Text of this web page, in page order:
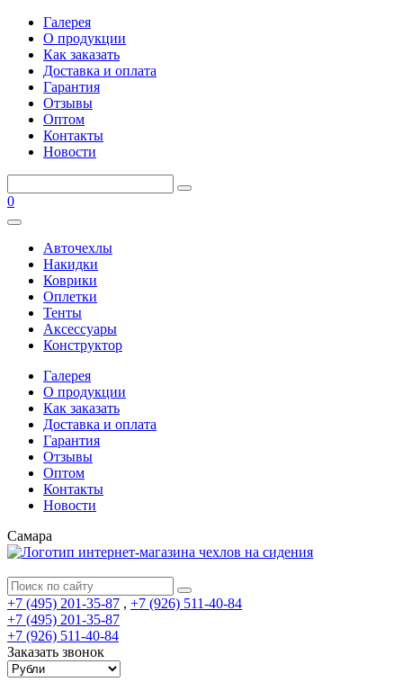
Галерея
О продукции
Как заказать
Доставка и оплата
Гарантия
Отзывы
Оптом
Контакты
Новости
0
Авточехлы
Накидки
Коврики
Оплетки
Тенты
Аксессуары
Конструктор
Галерея
О продукции
Как заказать
Доставка и оплата
Гарантия
Отзывы
Оптом
Контакты
Новости
Самара
+7 (495) 201-35-87 , +7 (926) 511-40-84
+7 (495) 201-35-87
+7 (926) 511-40-84
Заказать звонок